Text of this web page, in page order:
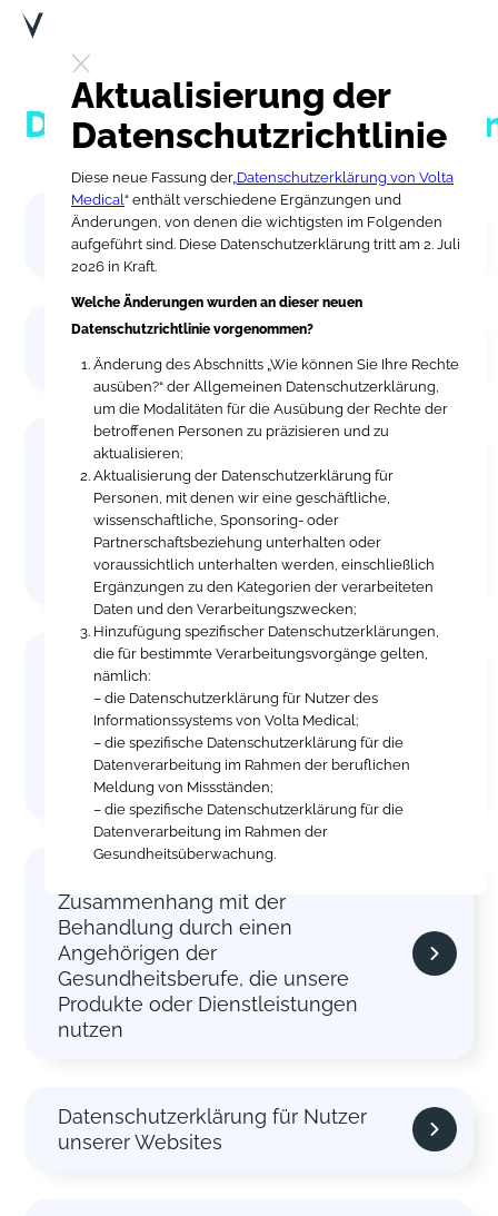
Aktualisierung der
Datenschutzrichtlinie
Diese neue Fassung der„Datenschutzerklärung von Volta
Medical“ enthält verschiedene Ergänzungen und
Änderungen, von denen die wichtigsten im Folgenden
aufgeführt sind. Diese Datenschutzerklärung tritt am 2. Juli
2026 in Kraft.
Welche Änderungen wurden an dieser neuen
Datenschutzrichtlinie vorgenommen?
Änderung des Abschnitts „Wie können Sie Ihre Rechte
ausüben?“ der Allgemeinen Datenschutzerklärung,
um die Modalitäten für die Ausübung der Rechte der
betroffenen Personen zu präzisieren und zu
aktualisieren;
Aktualisierung der Datenschutzerklärung für
Personen, mit denen wir eine geschäftliche,
wissenschaftliche, Sponsoring- oder
Partnerschaftsbeziehung unterhalten oder
voraussichtlich unterhalten werden, einschließlich
Ergänzungen zu den Kategorien der verarbeiteten
Daten und den Verarbeitungszwecken;
Hinzufügung spezifischer Datenschutzerklärungen,
die für bestimmte Verarbeitungsvorgänge gelten,
nämlich:
– die Datenschutzerklärung für Nutzer des
Informationssystems von Volta Medical;
– die spezifische Datenschutzerklärung für die
Datenverarbeitung im Rahmen der beruflichen
Meldung von Missständen;
– die spezifische Datenschutzerklärung für die
Datenverarbeitung im Rahmen der
Gesundheitsüberwachung.
Allgemeine Politik zum Schutz
personenbezogener Daten
Datenschutzrichtlinie für externe
Bewerberinnen und Bewerber
Datenschutzerklärung für Personen,
die an unseren Forschungen und
klinischen Studien teilnehmen
(Ärzte und/oder Probanden, deren
Daten für Forschungs- und/oder
Studienzwecke verwendet werden)
Datenschutzrichtlinien für Personen,
mit denen wir eine geschäftliche,
wissenschaftliche, Sponsoring-
oder Partnerschaftsbeziehung
unterhalten oder voraussichtlich
unterhalten werden
Zusammenhang mit der
Behandlung durch einen
Angehörigen der
Gesundheitsberufe, die unsere
Produkte oder Dienstleistungen
nutzen
Datenschutzerklärung für Nutzer
unserer Websites